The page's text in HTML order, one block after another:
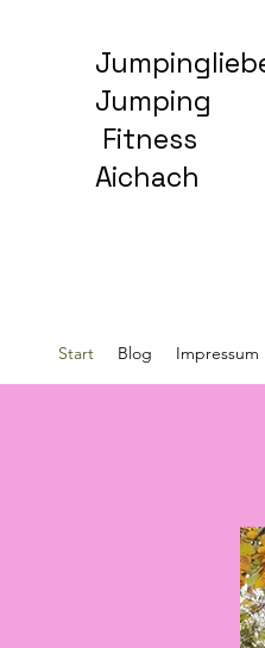
Jumping
Fitness
Aichach
Start Blog Impressum